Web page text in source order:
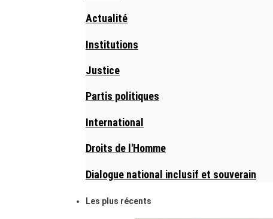
Actualité
Institutions
Justice
Partis politiques
International
Droits de l'Homme
Dialogue national inclusif et souverain
Les plus récents